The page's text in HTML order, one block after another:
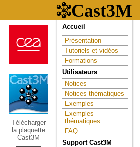
Télécharger
la plaquette
Cast3M
Accueil
Présentation
Tutoriels et vidéos
Formations
Utilisateurs
Notices
Notices thématiques
Exemples
Exemples
thématiques
FAQ
Support Cast3M